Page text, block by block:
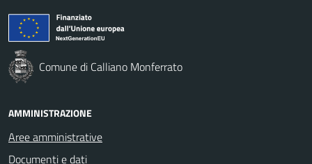
Comune di Calliano Monferrato
AMMINISTRAZIONE
Aree amministrative
Documenti e dati